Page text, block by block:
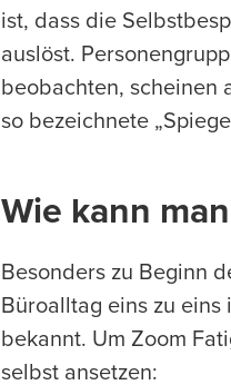
ist, dass die
auslöst.
beobachten, scheinen
so bezeichnete
Wie kann
Besonders zu Beginn
Büroalltag eins zu
bekannt. Um Zoom
selbst ansetzen: